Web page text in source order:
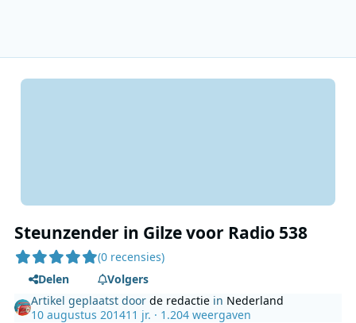
Steunzender in Gilze voor Radio 538
(0 recensies)
Delen
Volgers
Artikel geplaatst doorde redactie in Nederland
10 augustus 201411 jr. · 1.204 weergaven